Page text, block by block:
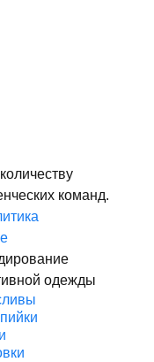
команд.
одежды